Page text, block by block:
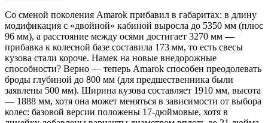
Со сменой поколения Amarok прибавил в габаритах: в длину
модификация с «двойной» кабиной выросла до 5350 мм (плюс
96 мм), а расстояние между осями достигает 3270 мм —
прибавка к колесной базе составила 173 мм, то есть свесы
кузова стали короче. Намек на новые внедорожные
способности? Верно — теперь Amarok способен преодолевать
броды глубиной до 800 мм (для предшественника были
заявлены 500 мм). Ширина кузова составляет 1910 мм, высота
— 1888 мм, хотя она может меняться в зависимости от выбора
колес: базовой версии положены 17-дюймовые, хотя в